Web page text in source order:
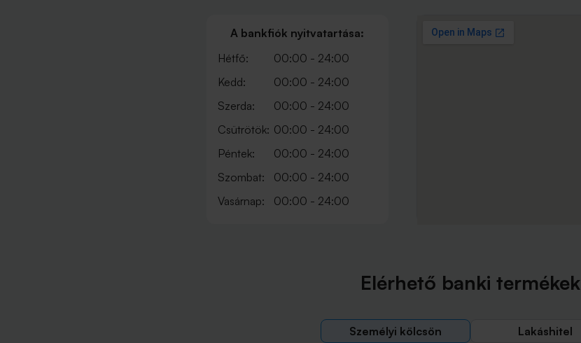
A bankfiók nyitvatartása:
Hétfő:
00:00 - 24:00
Kedd:
00:00 - 24:00
Szerda:
00:00 - 24:00
Csütrötök: 00:00 - 24:00
Péntek:
00:00 - 24:00
Szombat:
00:00 - 24:00
Vasárnap:
00:00 - 24:00
Elérhető banki termékek
Személyi kölcsön Lakáshitel